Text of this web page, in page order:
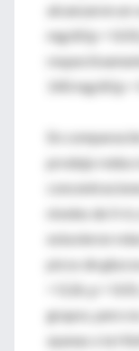
alcanzaron un
mg/dl (p =
140 mg/dl (p =
En
produjo
niveles de Il-6
estuvieron
picos de
= 0.26, p =
grupos, pero
ayunas o la